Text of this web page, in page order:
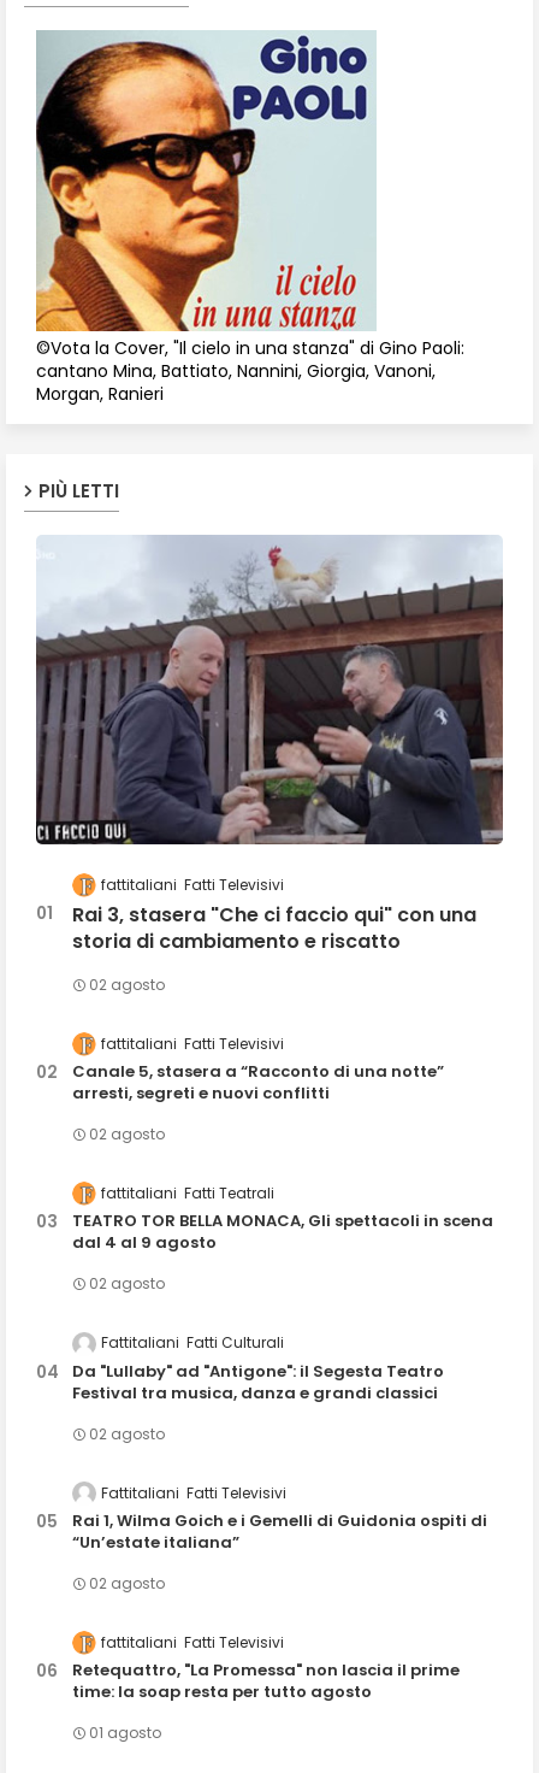
©Vota la Cover, "Il cielo in una stanza" di Gino Paoli:
cantano Mina, Battiato, Nannini, Giorgia, Vanoni,
Morgan, Ranieri
PIÙ LETTI
fattitaliani Fatti Televisivi
Rai 3, stasera "Che ci faccio qui" con una
storia di cambiamento e riscatto
02 agosto
fattitaliani Fatti Televisivi
Canale 5, stasera a “Racconto di una notte”
arresti, segreti e nuovi conflitti
02 agosto
fattitaliani Fatti Teatrali
TEATRO TOR BELLA MONACA, Gli spettacoli in scena
dal 4 al 9 agosto
02 agosto
Fattitaliani Fatti Culturali
Da "Lullaby" ad "Antigone": il Segesta Teatro
Festival tra musica, danza e grandi classici
02 agosto
Fattitaliani Fatti Televisivi
Rai 1, Wilma Goich e i Gemelli di Guidonia ospiti di
“Un’estate italiana”
02 agosto
fattitaliani Fatti Televisivi
Retequattro, "La Promessa" non lascia il prime
time: la soap resta per tutto agosto
01 agosto